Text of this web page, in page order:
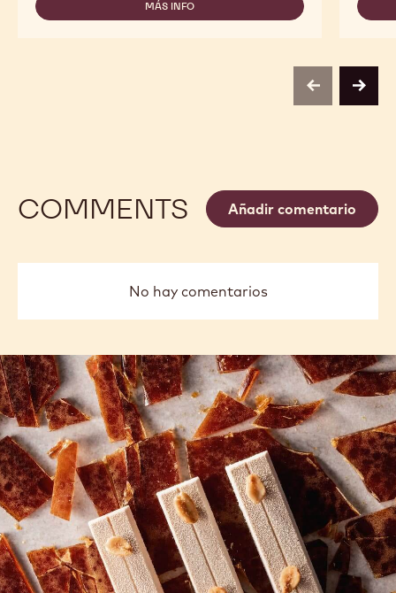
TABLETA
MÁS INFO
-
previousnext
COMMENTS Añadir comentario
No hay comentarios